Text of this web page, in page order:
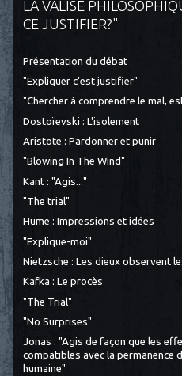
LA VALISE
CE JUSTIFIER?"
Présentation du débat
"Expliquer c'est justifier"
"Chercher à comprendre le mal,
Dostoïevski : L'isolement
Aristote : Pardonner et punir
"Blowing In The Wind"
Kant : "Agis..."
"The trial"
Hume : Impressions et idées
"Explique-moi"
Nietzsche : Les dieux observent
Kafka : Le procès
"The Trial"
"No Surprises"
Jonas : "Agis de façon que les
compatibles avec la permanence
humaine"